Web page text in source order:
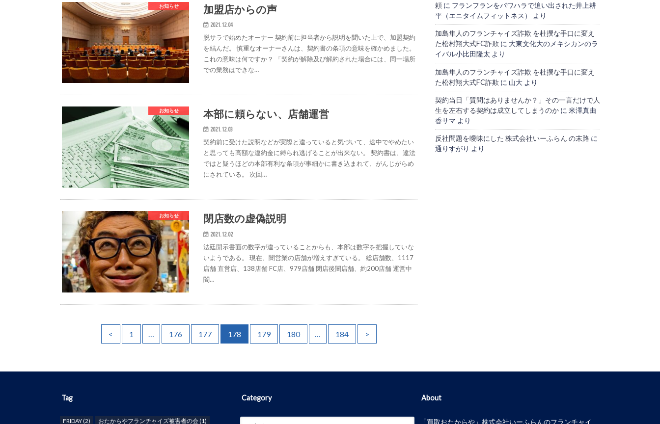
お知らせ 加盟店からの声
2021.12.04
脱サラで始めたオーナー 契約前に担当者から説明を聞いた上で、加盟契約
を結んだ。 慎重なオーナーさんは、契約書の条項の意味を確かめました。
これの意味は何ですか？ 「契約が解除及び解約された場合には、同一場所
での業務はできな…
お知らせ 本部に頼らない、店舗運営
2021.12.03
契約前に受けた説明などが実際と違っていると気づいて、途中でやめたい
と思っても高額な違約金に縛られ逃げることが出来ない。 契約書は、違法
ではと疑うほどの本部有利な条項が事細かに書き込まれて、がんじがらめ
にされている。 次回…
お知らせ 閉店数の虚偽説明
2021.12.02
法廷開示書面の数字が違っていることからも、本部は数字を把握していな
いようである。 現在、闇営業の店舗が増えすぎている。 総店舗数、1117
店舗 直営店、138店舗 FC店、979店舗 閉店後闇店舗、約200店舗 運営中
闇…
< 1 176 177 178 179 180 184 >
頼 に フランフランをパワハラで追い出された井上耕
平（エニタイムフィットネス）
より
加島隼人のフランチャイズ詐欺 を杜撰な手口に変え
た松村翔大式FC詐欺 に 大東文化大のメキシカンのラ
イバル小比田隆太 より
加島隼人のフランチャイズ詐欺 を杜撰な手口に変え
た松村翔大式FC詐欺 に 山大 より
契約当日「質問はありませんか？」その一言だけで人
生を左右する契約は成立してしまうのか に 米澤真由
香サマ より
反社問題を曖昧にした 株式会社いーふらん の末路 に
通りすがり より
Tag
FRIDAY(2) おたからやフランチャイズ被害者の会(1)
Category About
「買取おたからや」株式会社いーふらんのフランチャイ